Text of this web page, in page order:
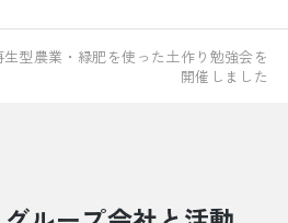
生型農業・緑肥を使った土作り勉強会を
開催しました